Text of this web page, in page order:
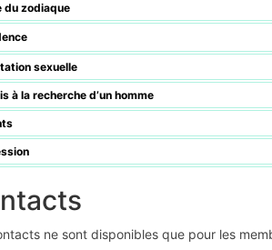
du zodiaque
sexuelle
à la recherche d’un homme
ne sont disponibles que pour les